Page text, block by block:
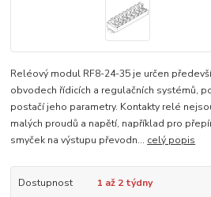
Reléový modul RF8-24-35 je určen
obvodech řídicích a regulačních systémů,
postačí jeho parametry. Kontakty relé
malých proudů a napětí, například pro
smyček na výstupu převodn... celý popis
Dostupnost 1 až 2 týdny